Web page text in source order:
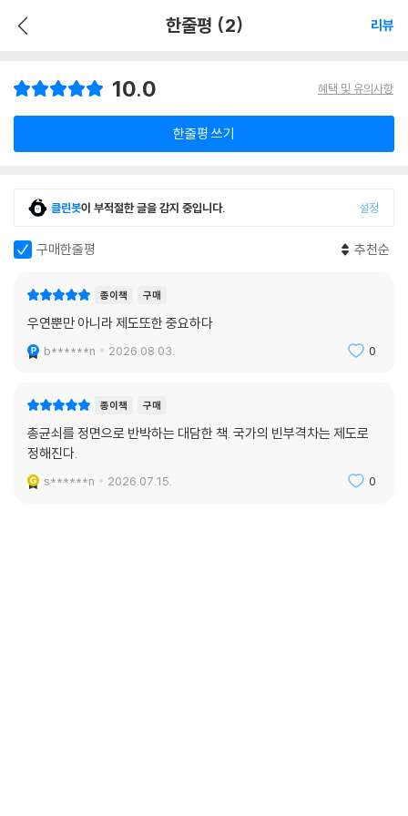
한줄평 (2) 리뷰
10.0 혜택 및 유의사항
한줄평 쓰기
클린봇이 부적절한 글을 감지 중입니다. 설정
구매한줄평 추천순
종이책 구매
우연뿐만 아니라 제도또한 중요하다
b******n 2026.08.03. 0
종이책 구매
총균쇠를 정면으로 반박하는 대담한 책. 국가의 빈부격차는 제도로
정해진다.
s******n 2026.07.15. 0